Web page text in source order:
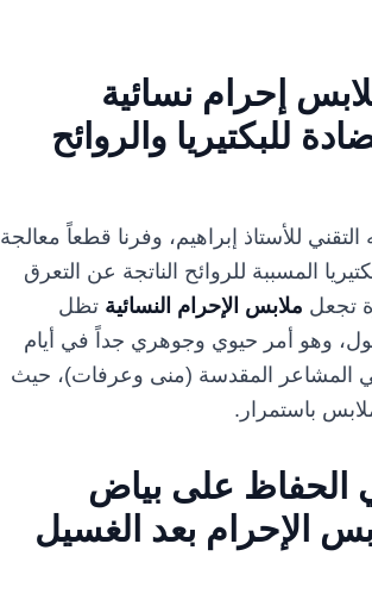
إحرام نسائية
للبكتيريا والروائح
للأستاذ إبراهيم، وفرنا قطعاً معالجة
المسببة للروائح الناتجة عن التعرق
تجعل ملابس الإحرام النسائية تظل
وهو أمر حيوي وجوهري جداً في أيام
المشاعر المقدسة (منى وعرفات)، حيث
باستمرار.
الحفاظ على بياض
الإحرام بعد الغسيل